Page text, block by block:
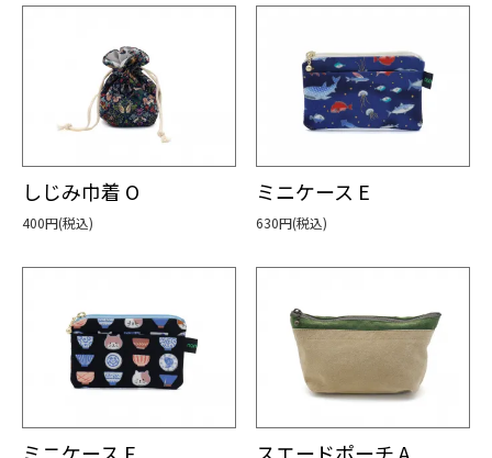
しじみ巾着 O
400円(税込)
ミニケース E
630円(税込)
ミニケース F スエードポーチ A